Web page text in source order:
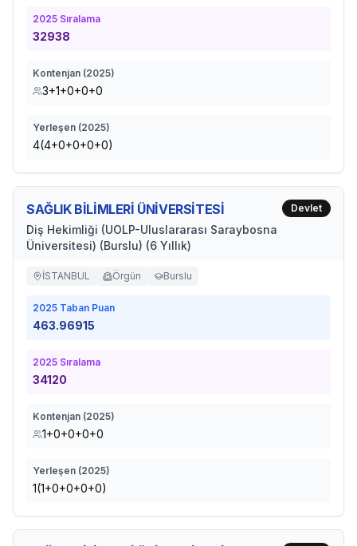
2025 Sıralama
32938
Kontenjan (2025)
3+1+0+0+0
Yerleşen (2025)
4(4+0+0+0+0)
SAĞLIK BİLİMLERİ ÜNİVERSİTESİ
Diş Hekimliği (UOLP-Uluslararası Saraybosna
Üniversitesi) (Burslu) (6 Yıllık)
Devlet
İSTANBUL Örgün Burslu
2025 Taban Puan
463.96915
2025 Sıralama
34120
Kontenjan (2025)
1+0+0+0+0
Yerleşen (2025)
1(1+0+0+0+0)